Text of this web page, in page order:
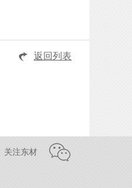
返回列表
关注东材